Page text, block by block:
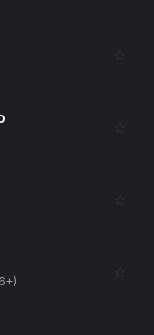
☆
☆
☆
☆